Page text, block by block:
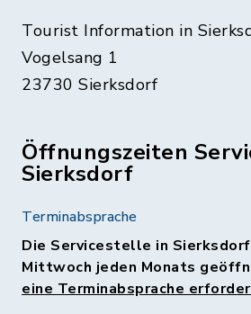
Tourist Information in
Vogelsang 1
23730 Sierksdorf
Öffnungszeiten
Sierksdorf
Terminabsprache
Die Servicestelle in
Mittwoch jeden Monats
eine Terminabsprache